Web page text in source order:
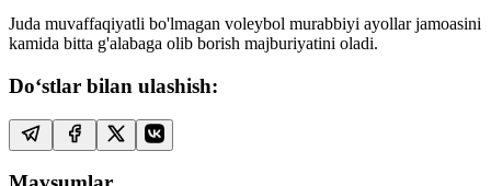
Juda muvaffaqiyatli bo'lmagan voleybol murabbiyi ayollar jamoasini
kamida bitta g'alabaga olib borish majburiyatini oladi.
Do‘stlar bilan ulashish: